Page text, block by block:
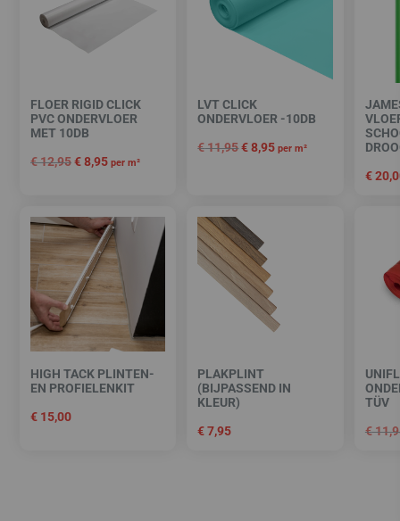
FLOER RIGID CLICK
PVC ONDERVLOER
MET 10DB
€12,95€8,95 per m²
LVT CLICK
ONDERVLOER -10DB
€11,95 €8,95 per m²
€
HIGH TACK PLINTEN-
EN PROFIELENKIT
€ 15,00
PLAKPLINT
(BIJPASSEND IN
KLEUR)
€7,95
TÜV
€